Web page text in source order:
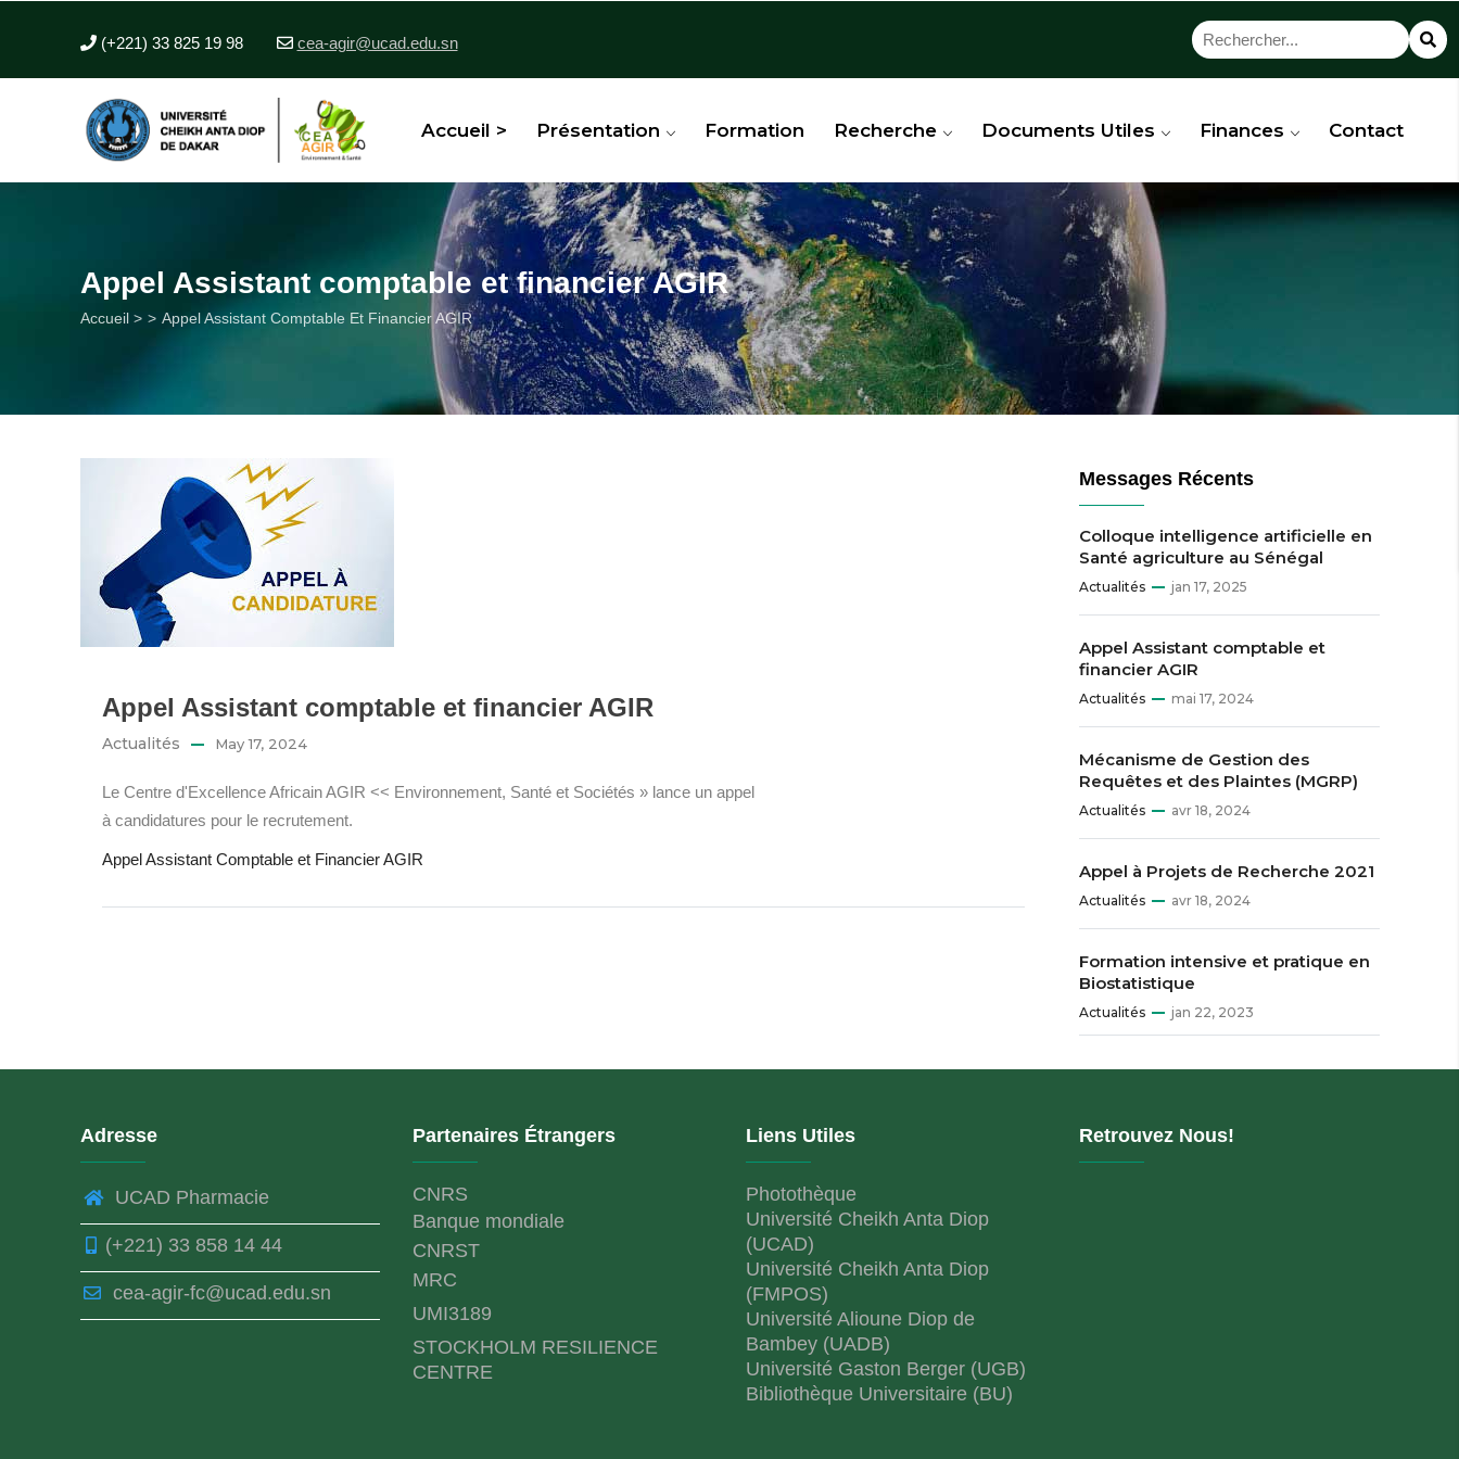
(+221) 33 825 19 98 cea-agir@ucad.edu.sn
Accueil > Présentation Formation Recherche Documents Utiles Finances Contact
Appel Assistant comptable et financier AGIR
Fil
Accueil > Appel Assistant Comptable Et Financier AGIR
Appel Assistant comptable et financier AGIR
Actualités May 17, 2024
Le Centre d'Excellence Africain AGIR << Environnement, Santé et Sociétés » lance un appel
à candidatures pour le recrutement.
Appel Assistant Comptable et Financier AGIR
Messages Récents
Colloque intelligence artificielle en
Santé agriculture au Sénégal
Actualités jan 17, 2025
Appel Assistant comptable et
financier AGIR
Actualités mai 17, 2024
Mécanisme de Gestion des
Requêtes et des Plaintes (MGRP)
Actualités avr 18, 2024
Appel à Projets de Recherche 2021
Actualités avr 18, 2024
Formation intensive et pratique en
Biostatistique
Actualités jan 22, 2023
Adresse
UCAD Pharmacie
(+221) 33 858 14 44
cea-agir-fc@ucad.edu.sn
Partenaires Étrangers
CNRS
Banque mondiale
CNRST
MRC
UMI3189
STOCKHOLM RESILIENCE
CENTRE
Liens Utiles
Photothèque
Université Cheikh Anta Diop
(UCAD)
Université Cheikh Anta Diop
(FMPOS)
Université Alioune Diop de
Bambey (UADB)
Université Gaston Berger (UGB)
Bibliothèque Universitaire (BU)
Retrouvez Nous!